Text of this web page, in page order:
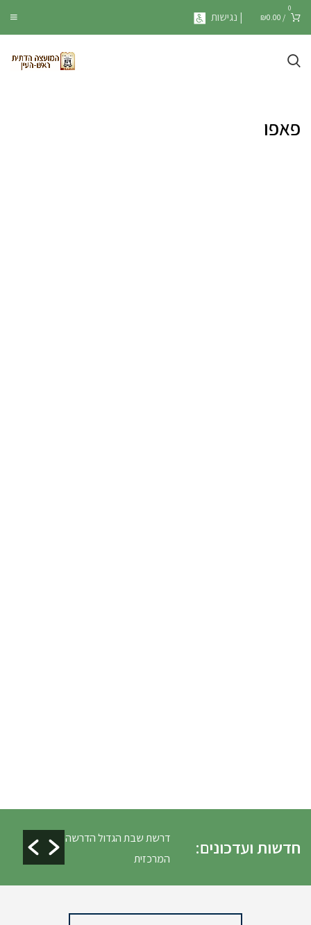
0
/
₪0.00 | נגישות
פאפו
חדשות ועדכונים:
דרשת שבת הגדול הדרשה
המרכזית